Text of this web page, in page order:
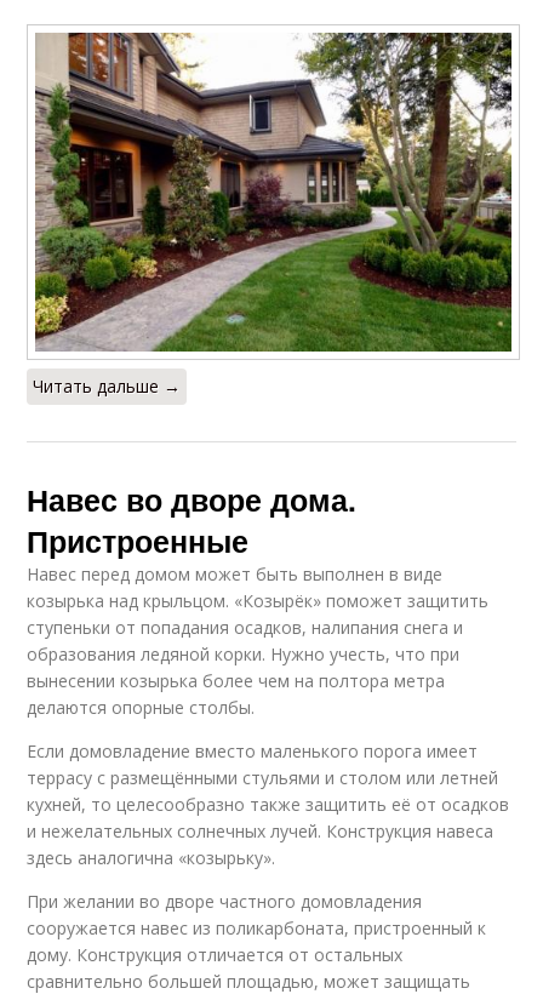
Читать дальше →
Навес во дворе дома.
Пристроенные
Навес перед домом может быть выполнен в виде
козырька над крыльцом. «Козырёк» поможет защитить
ступеньки от попадания осадков, налипания снега и
образования ледяной корки. Нужно учесть, что при
вынесении козырька более чем на полтора метра
делаются опорные столбы.
Если домовладение вместо маленького порога имеет
террасу с размещёнными стульями и столом или летней
кухней, то целесообразно также защитить её от осадков
и нежелательных солнечных лучей. Конструкция навеса
здесь аналогична «козырьку».
При желании во дворе частного домовладения
сооружается навес из поликарбоната, пристроенный к
дому. Конструкция отличается от остальных
сравнительно большей площадью, может защищать